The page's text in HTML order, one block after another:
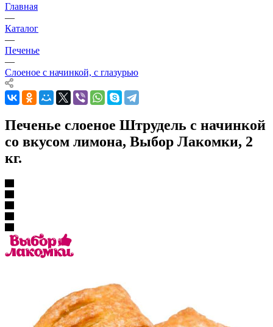
Главная
—
Каталог
—
Печенье
—
Слоеное с начинкой, с глазурью
Печенье слоеное Штрудель с начинкой
со вкусом лимона, Выбор Лакомки, 2
кг.